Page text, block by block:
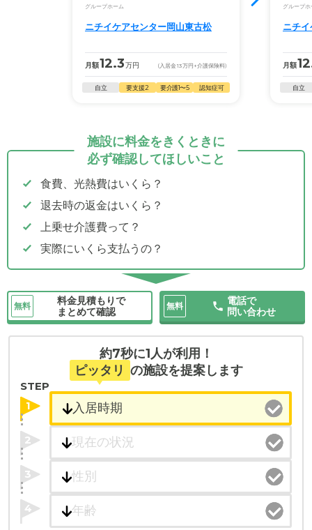
グループホーム
ニチイケアセンター岡山東古松
月額12.3万円 (入居金13万円 +介護保険料)
自立 要支援2 要介護1〜5 認知症可
グループホ
ニチ
月額
自立
施設に料金をきくときに
必ず確認してほしいこと
食費、光熱費はいくら？
退去時の返金はいくら？
上乗せ介護費って？
実際にいくら支払うの？
無料
料金見積もりで
まとめて確認
無料
電話で
問い合わせ
約7秒に1人が利用！
ピッタリ の施設を提案します
STEP
1
2
3
4